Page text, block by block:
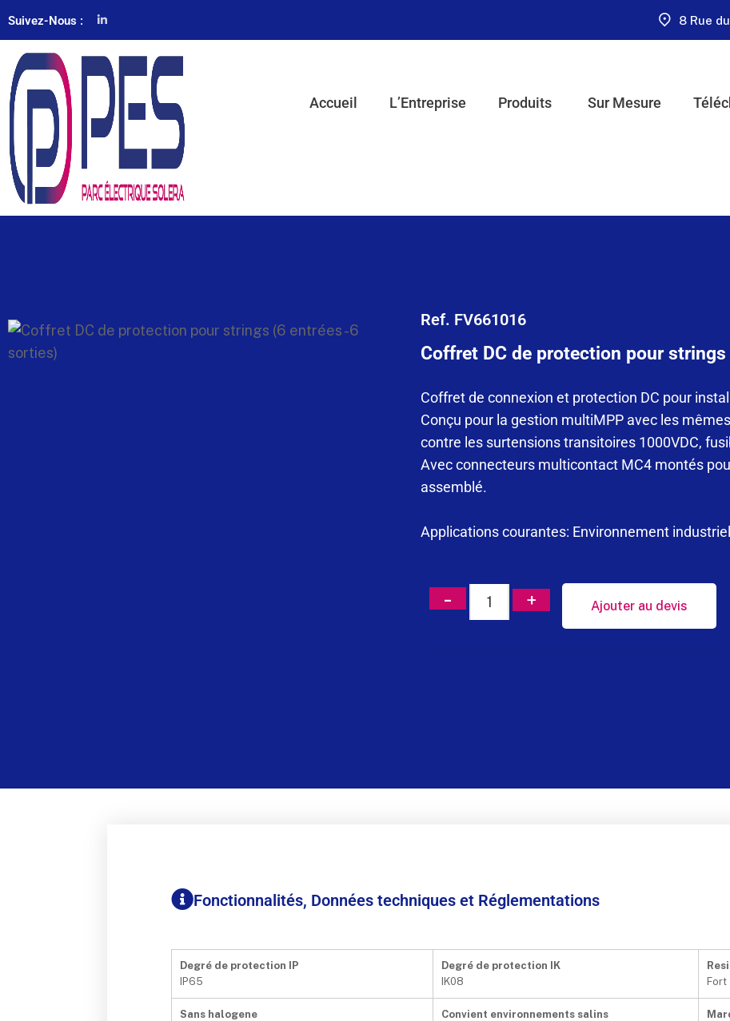
Suivez-Nous : 8 Rue
Accueil L’Entreprise Produits Sur Mesure
Ref. FV661016
Coffret DC de protection pour
Coffret de connexion et protection DC pour
Conçu pour la gestion multiMPP avec les
contre les surtensions transitoires 1000VDC,
Avec connecteurs multicontact MC4 montés
assemblé.
Applications courantes: Environnement industriel
Ajouter au devis
Fonctionnalités, Données techniques et Réglementations
Degré de protection IP
IP65
Degré de protection IK
IK08
Fort
Sans halogene
Convient environnements salins